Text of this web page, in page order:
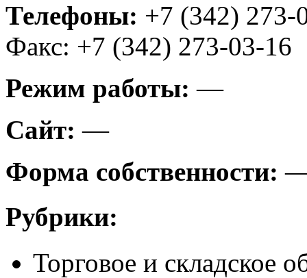
Телефоны: +7 (342) 273-
Факс: +7 (342) 273-03-16
Режим работы:—
Сайт:—
Форма собственности:
Рубрики:
Торговое и складское